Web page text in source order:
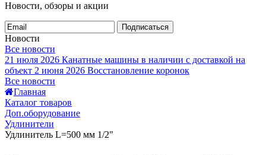
Новости, обзоры и акции
Подписаться
Новости
Все новости
21 июля 2026 Канатные машины в наличии с доставкой на
объект 2 июня 2026 Восстановление коронок
Все новости
Главная
Каталог товаров
Доп.оборудование
Удлинители
Удлинитель L=500 мм 1/2"